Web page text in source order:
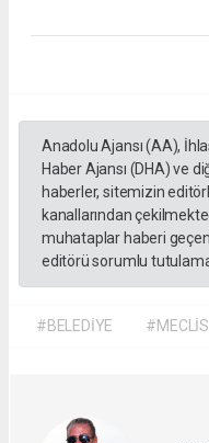
Anadolu Ajansı (AA),
Haber Ajansı (DHA) ve
haberler, sitemizin
kanallarından
muhataplar haberi
editörü sorumlu
#BELEDİYE #MECLİS